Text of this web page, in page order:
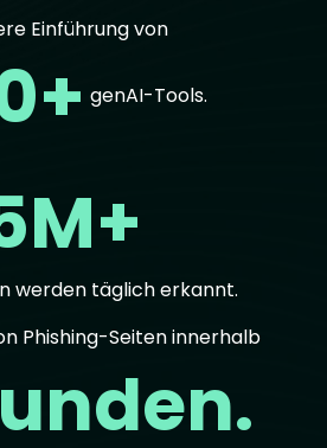
Einführung von
genAI-Tools.
werden täglich erkannt.
Phishing-Seiten innerhalb